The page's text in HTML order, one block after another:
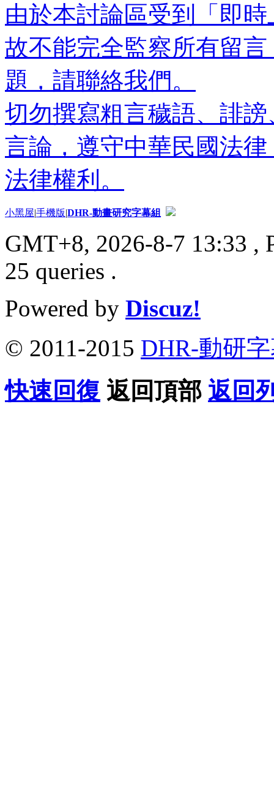
由於本討論區受到「即
故不能完全監察所有留
題，請聯絡我們。
切勿撰寫粗言穢語、誹
言論，遵守中華民國法
法律權利。
小黑屋|手機版|DHR-動畫研究字幕組
GMT+8, 2026-8-7 13:33 ,
25 queries .
Powered by Discuz!
© 2011-2015 DHR-動研
快速回復 返回頂部 返回